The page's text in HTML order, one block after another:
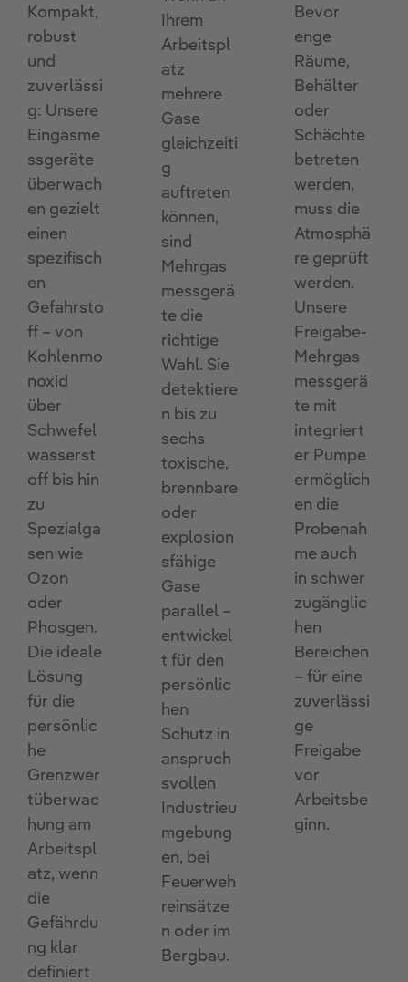
Kompakt,
robust
und
zuverlässi
g: Unsere
Eingasme
ssgeräte
überwach
en gezielt
einen
spezifisch
en
Gefahrsto
ff – von
Kohlenmo
noxid
über
Schwefel
wasserst
off bis hin
zu
Spezialga
sen wie
Ozon
oder
Phosgen.
Die ideale
Lösung
für die
persönlic
he
Grenzwer
tüberwac
hung am
Arbeitspl
atz, wenn
die
Gefährdu
ng klar
definiert
Ihrem
Arbeitspl
atz
mehrere
Gase
gleichzeiti
g
auftreten
können,
sind
Mehrgas
messgerä
te die
richtige
Wahl. Sie
detektiere
n bis zu
sechs
toxische,
brennbare
oder
explosion
sfähige
Gase
parallel –
entwickel
t für den
persönlic
hen
Schutz in
anspruch
svollen
Industrieu
mgebung
en, bei
Feuerweh
reinsätze
n oder im
Bergbau.
Bevor
enge
Räume,
Behälter
oder
Schächte
betreten
werden,
muss die
Atmosphä
re geprüft
werden.
Unsere
Freigabe-
Mehrgas
messgerä
te mit
integriert
er Pumpe
ermöglich
en die
Probenah
me auch
in schwer
zugänglic
hen
Bereichen
– für eine
zuverlässi
ge
Freigabe
vor
Arbeitsbe
ginn.